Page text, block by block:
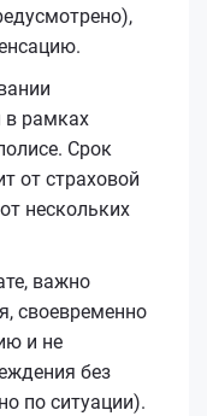
в рамках
Срок
от страховой
нескольких
важно
своевременно
и не
без
по ситуации).